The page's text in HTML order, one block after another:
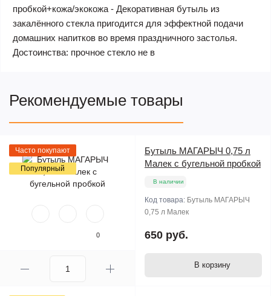
пробкой+кожа/экокожа - Декоративная бутыль из
закалённого стекла пригодится для эффектной подачи
домашних напитков во время праздничного застолья.
Достоинства: прочное стекло не в
Рекомендуемые товары
Часто покупают
Популярный
0
Бутыль МАГАРЫЧ 0,75 л
Малек с бугельной пробкой
В наличии
Код товара: Бутыль МАГАРЫЧ
0,75 л Малек
650 руб.
В корзину